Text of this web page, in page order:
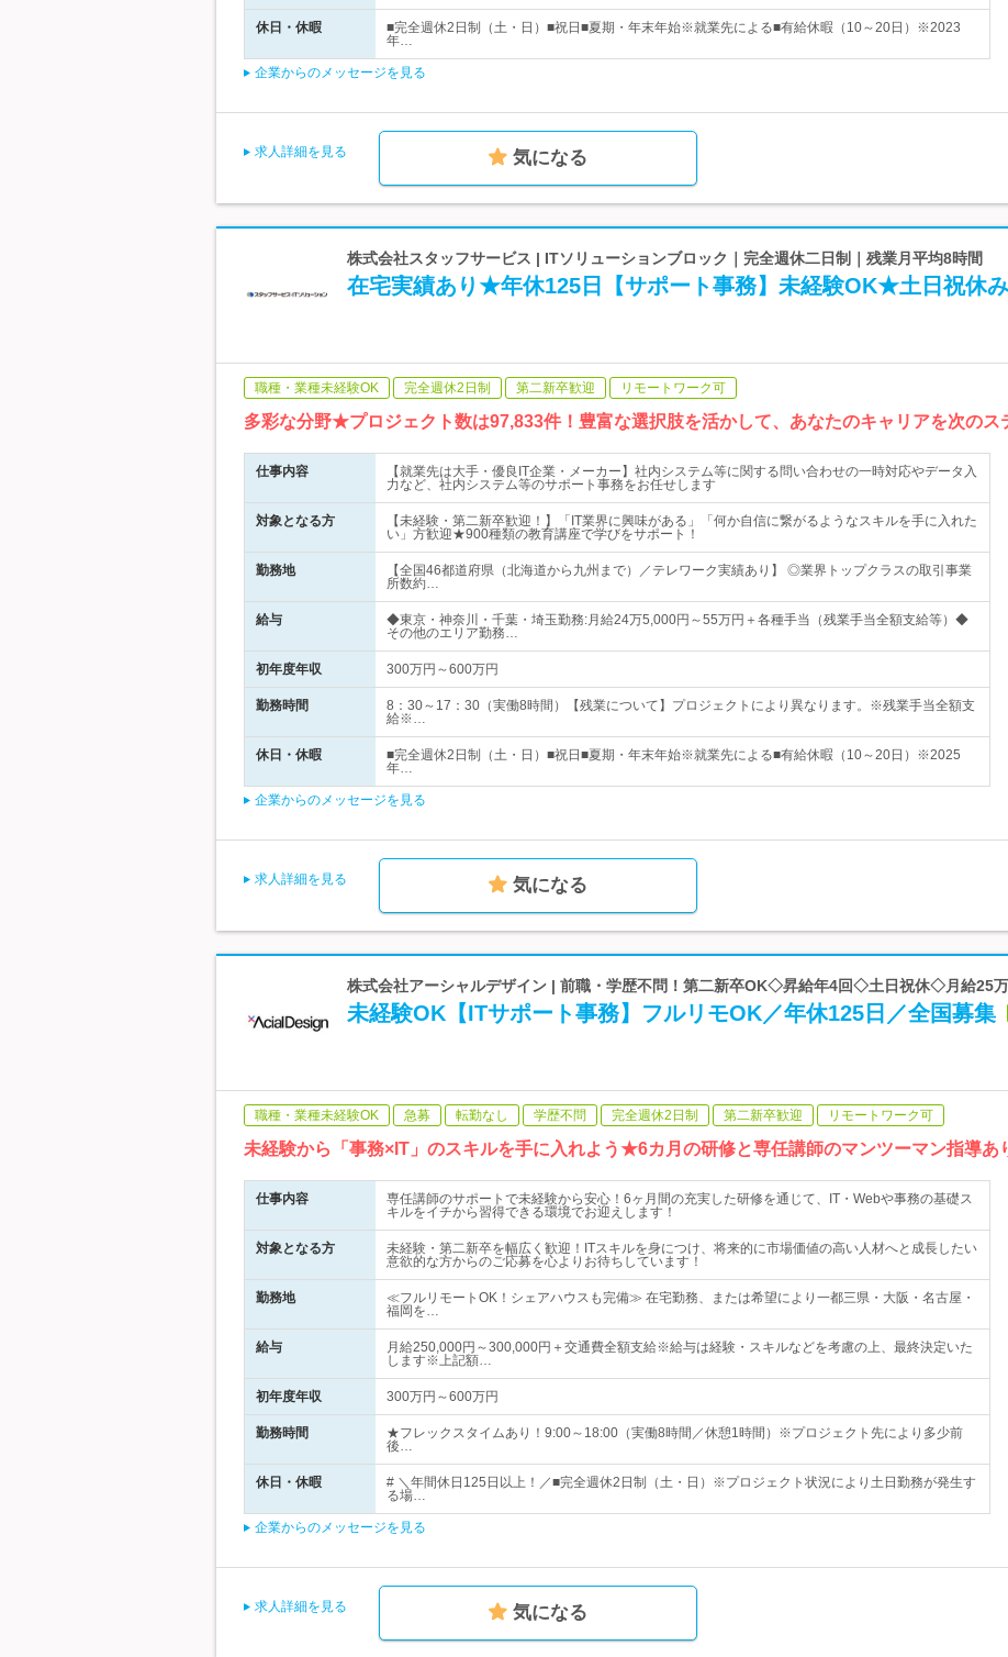
休日・休暇
■完全週休2日制（土・日）■祝日■夏期・年末年始※就業先による■有給休暇（10～20日）※2023
年…
企業からのメッセージを見る
求人詳細を見る 気になる
株式会社スタッフサービス | ITソリューションブロック｜完全週休二日制｜残業月平均8時間
在宅実績あり★年休125日【サポート事務】未経験OK★土日祝休み
職種・業種未経験OK 完全週休2日制 第二新卒歓迎 リモートワーク可
多彩な分野★プロジェクト数は97,833件！豊富な選択肢を活かして、あなたのキャリアを次のス
仕事内容
【就業先は大手・優良IT企業・メーカー】社内システム等に関する問い合わせの一時対応やデータ入
力など、社内システム等のサポート事務をお任せします
対象となる方
【未経験・第二新卒歓迎！】「IT業界に興味がある」「何か自信に繋がるようなスキルを手に入れた
い」方歓迎★900種類の教育講座で学びをサポート！
勤務地
【全国46都道府県（北海道から九州まで）／テレワーク実績あり】 ◎業界トップクラスの取引事業
所数約…
給与
◆東京・神奈川・千葉・埼玉勤務:月給24万5,000円～55万円＋各種手当（残業手当全額支給等）◆
その他のエリア勤務…
初年度年収 300万円～600万円
勤務時間
8：30～17：30（実働8時間）【残業について】プロジェクトにより異なります。※残業手当全額支
給※…
休日・休暇
■完全週休2日制（土・日）■祝日■夏期・年末年始※就業先による■有給休暇（10～20日）※2025
年…
企業からのメッセージを見る
求人詳細を見る 気になる
株式会社アーシャルデザイン | 前職・学歴不問！第二新卒OK◇昇給年4回◇土日祝休◇月給25
未経験OK【ITサポート事務】フルリモOK／年休125日／全国募集
職種・業種未経験OK 急募 転勤なし 学歴不問 完全週休2日制 第二新卒歓迎 リモートワーク可
未経験から「事務×IT」のスキルを手に入れよう★6カ月の研修と専任講師のマンツーマン指導あ
仕事内容
専任講師のサポートで未経験から安心！6ヶ月間の充実した研修を通じて、IT・Webや事務の基礎ス
キルをイチから習得できる環境でお迎えします！
対象となる方
未経験・第二新卒を幅広く歓迎！ITスキルを身につけ、将来的に市場価値の高い人材へと成長したい
意欲的な方からのご応募を心よりお待ちしています！
勤務地
≪フルリモートOK！シェアハウスも完備≫ 在宅勤務、または希望により一都三県・大阪・名古屋・
福岡を…
給与
月給250,000円～300,000円＋交通費全額支給※給与は経験・スキルなどを考慮の上、最終決定いた
します※上記額…
初年度年収 300万円～600万円
勤務時間
★フレックスタイムあり！9:00～18:00（実働8時間／休憩1時間）※プロジェクト先により多少前
後…
休日・休暇
# ＼年間休日125日以上！／■完全週休2日制（土・日）※プロジェクト状況により土日勤務が発生す
る場…
企業からのメッセージを見る
求人詳細を見る 気になる